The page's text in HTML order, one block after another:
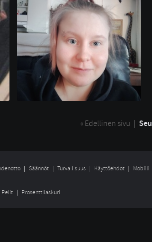
« Edellinen sivu
Säännöt Turvallisuus Käyttöehdot Mobiili
Pelit Prosenttilaskuri